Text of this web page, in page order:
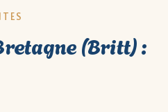
(Britt) :